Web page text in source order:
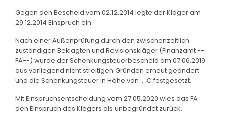
Gegen den Bescheid vom 02.12.2014 legte der Kläger am
29.12.2014 Einspruch ein.
Nach einer Außenprüfung durch den zwischenzeitlich
zuständigen Beklagten und Revisionskläger (Finanzamt --
FA--) wurde der Schenkungsteuerbescheid am 07.06.2019
aus vorliegend nicht streitigen Gründen erneut geändert
und die Schenkungsteuer in Höhe von ... € festgesetzt.
Mit Einspruchsentscheidung vom 27.05.2020 wies das FA
den Einspruch des Klägers als unbegründet zurück.